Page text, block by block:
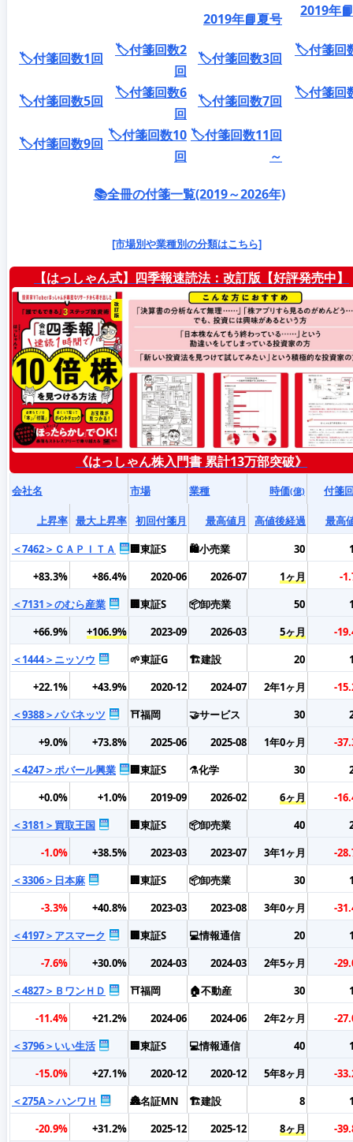
2019年📘夏号 2019年
🏷️付箋回数1回
🏷️付箋回数2
回
🏷️付箋回数3回 🏷️付箋回
🏷️付箋回数5回
🏷️付箋回数6
回
🏷️付箋回数7回 🏷️付箋回
🏷️付箋回数9回 🏷️付箋回数10
回
🏷️付箋回数11回
～
📚全冊の付箋一覧(2019～2026年)
[市場別や業種別の分類はこちら]
【はっしゃん式】四季報速読法：改訂版【好評発売中】
《はっしゃん株入門書 累計13万部突破》
会社名 市場 業種 時価(億) 付箋
上昇率 最大上昇率 初回付箋月 最高値月 高値後経過
最高
＜7462＞ＣＡＰＩＴＡ
🏢東証S 🛍️小売業 30
+83.3%
+86.4% 2020-06 2026-07 1ヶ月
-
＜7131＞のむら産業
🏢東証S 📦卸売業 50
+66.9%
+106.9% 2023-09 2026-03 5ヶ月
-
＜1444＞ニッソウ
🌱東証G 🏗️建設 20
+22.1%
+43.9% 2020-12 2024-07 2年1ヶ月
-
＜9388＞パパネッツ
⛩️福岡 🤝サービス 30
+9.0%
+73.8% 2025-06 2025-08 1年0ヶ月
-
＜4247＞ポバール興業
🏢東証S ⚗️化学 30
+0.0%
+1.0% 2019-09 2026-02 6ヶ月
-
＜3181＞買取王国
🏢東証S 📦卸売業 40
-1.0%
+38.5% 2023-03 2023-07 3年1ヶ月
-
＜3306＞日本麻
🏢東証S 📦卸売業 30
-3.3%
+40.8% 2023-03 2023-08 3年0ヶ月
-
＜4197＞アスマーク
🏢東証S 💻情報通信 20
-7.6%
+30.0% 2024-03 2024-03 2年5ヶ月
-
＜4827＞ＢワンＨＤ
⛩️福岡 🏠不動産 30
-11.4%
+21.2% 2024-06 2024-06 2年2ヶ月
-
＜3796＞いい生活
🏢東証S 💻情報通信 40
-15.0%
+27.1% 2020-12 2020-12 5年8ヶ月
-
＜275A＞ハンワＨ
🏯名証MN 🏗️建設 8
-20.9%
+31.2% 2025-12 2025-12 8ヶ月
-